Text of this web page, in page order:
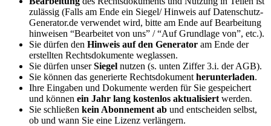
zulässig (Falls am Ende ein Siegel/ Hinweis auf Datenschutz-
Generator.de verwendet wird, bitte am Ende auf Bearbeitung
hinweisen “Bearbeitet von uns” / “Auf Grundlage von”, etc.).
Sie dürfen den Hinweis auf den Generator am Ende der
erstellten Rechtsdokumente weglassen.
Sie dürfen unserSiegel nutzen (s. unten Ziffer 3.i. der AGB).
Sie können das generierte Rechtsdokument herunterladen.
Ihre Eingaben und Dokumente werden für Sie gespeichert
und können ein Jahr lang kostenlos aktualisiert werden.
Sie schließen kein Abonnement ab und entscheiden selbst,
ob und wann Sie eine Lizenz verlängern.